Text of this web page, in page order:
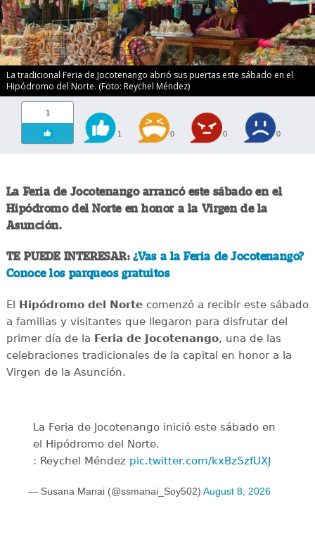
La tradicional Feria de Jocotenango abrió sus puertas este sábado en el
Hipódromo del Norte. (Foto: Reychel Méndez)
1
1 0 0 0
La Feria de Jocotenango arrancó este sábado en el
Hipódromo del Norte en honor a la Virgen de la
Asunción.
TE PUEDE INTERESAR:¿Vas a la Feria de Jocotenango?
Conoce los parqueos gratuitos
El Hipódromo del Nortecomenzó a recibir este sábado
a familias y visitantes que llegaron para disfrutar del
primer día de la Feria de Jocotenango, una de las
celebraciones tradicionales de la capital en honor a la
Virgen de la Asunción.
La Feria de Jocotenango inició este sábado en
el Hipódromo del Norte.
: Reychel Méndez pic.twitter.com/kxBzSzfUXJ
— Susana Manai (@ssmanai_Soy502) August 8, 2026